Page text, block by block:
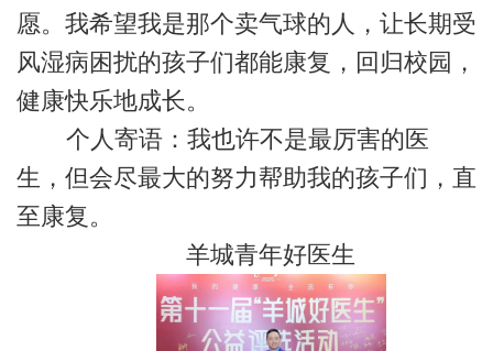
愿。我希望我是那个卖气球的人，让长期受
风湿病困扰的孩子们都能康复，回归校园，
健康快乐地成长。
个人寄语：我也许不是最厉害的医
生，但会尽最大的努力帮助我的孩子们，直
至康复。
羊城青年好医生